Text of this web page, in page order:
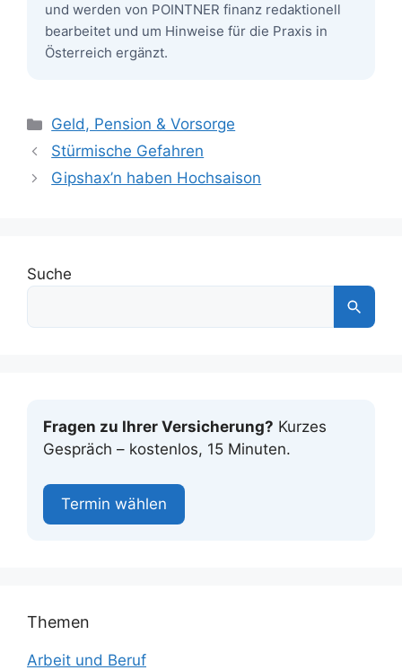
und werden von POINTNER finanz redaktionell
bearbeitet und um Hinweise für die Praxis in
Österreich ergänzt.
Kategorien
Geld, Pension & Vorsorge
Stürmische Gefahren
Gipshax’n haben Hochsaison
Suche
Fragen zu Ihrer Versicherung? Kurzes
Gespräch – kostenlos, 15 Minuten.
Termin wählen
Themen
Arbeit und Beruf